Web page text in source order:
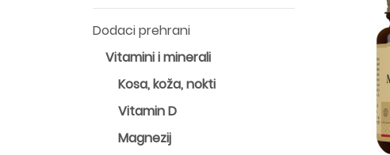
Dodaci prehrani
Vitamini i minerali
Kosa, koža, nokti
Vitamin D
Magnezij